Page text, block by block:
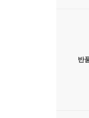
반